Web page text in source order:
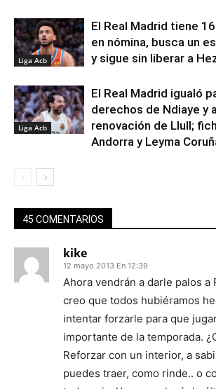
Liga Acb
El Real Madrid tiene
en nómina, busca un
y sigue sin liberar a
Liga Acb
El Real Madrid igualó
derechos de Ndiaye y
renovación de Llull;
Andorra y Leyma
45 COMENTARIOS
kike
12 mayo 2013 En 12:39
Ahora vendrán a darle palos a
creo que todos hubiéramos
intentar forzarle para que
importante de la temporada.
Reforzar con un interior, a
puedes traer, como rinde.. o